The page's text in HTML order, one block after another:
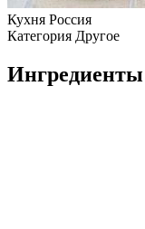
Кухня Россия
Категория Другое
Ингредиенты